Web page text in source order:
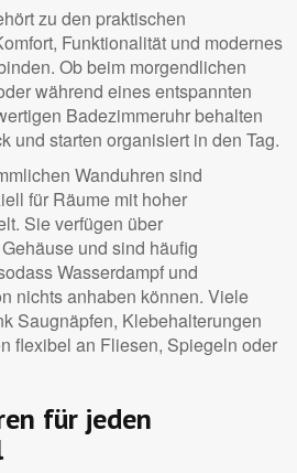
zu den praktischen
Funktionalität und modernes
Ob beim morgendlichen
während eines entspannten
Badezimmeruhr behalten
und starten organisiert in den Tag.
Wanduhren sind
für Räume mit hoher
Sie verfügen über
und sind häufig
Wasserdampf und
nichts anhaben können. Viele
Saugnäpfen, Klebehalterungen
flexibel an Fliesen, Spiegeln oder
für jeden